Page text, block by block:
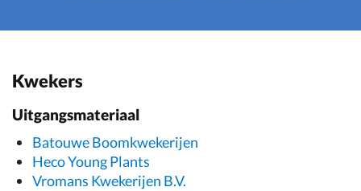
Kwekers
Uitgangsmateriaal
Batouwe Boomkwekerijen
Heco Young Plants
Vromans Kwekerijen B.V.